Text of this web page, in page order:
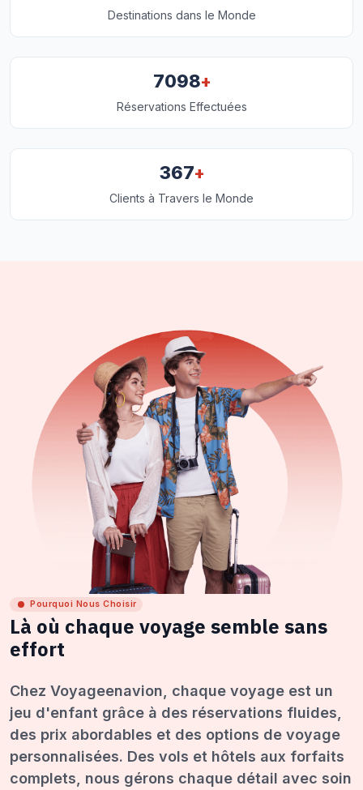
Destinations dans le Monde
7098+
Réservations Effectuées
367+
Clients à Travers le Monde
Pourquoi Nous Choisir
Là où chaque voyage semble sans
effort
Chez Voyageenavion, chaque voyage est un
jeu d'enfant grâce à des réservations fluides,
des prix abordables et des options de voyage
personnalisées. Des vols et hôtels aux forfaits
complets, nous gérons chaque détail avec soin